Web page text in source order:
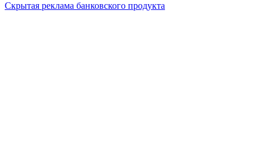
Скрытая реклама банковского продукта